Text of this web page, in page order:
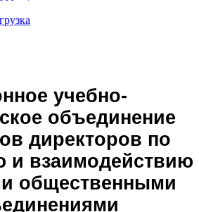
учебно-
объединение
директоров по
и взаимодействию
общественными